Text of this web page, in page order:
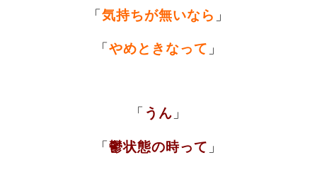
「気持ちが無いなら 」
「 やめときなって 」
「 うん 」
「鬱状態の時って 」